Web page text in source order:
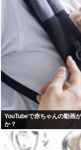
YouTubeで赤ちゃんの動画
か？